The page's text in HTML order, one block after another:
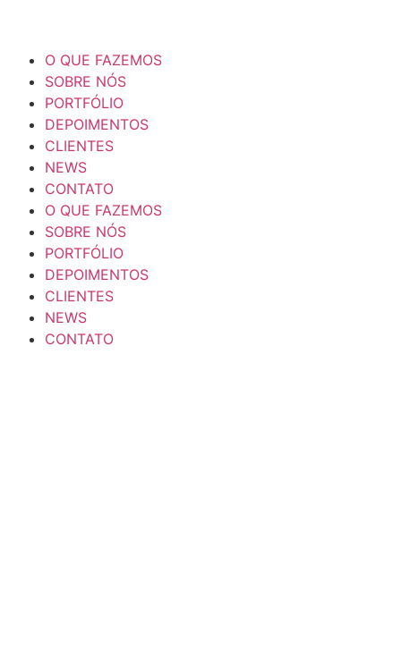
O QUE FAZEMOS
SOBRE NÓS
PORTFÓLIO
DEPOIMENTOS
CLIENTES
NEWS
CONTATO
O QUE FAZEMOS
SOBRE NÓS
PORTFÓLIO
DEPOIMENTOS
CLIENTES
NEWS
CONTATO